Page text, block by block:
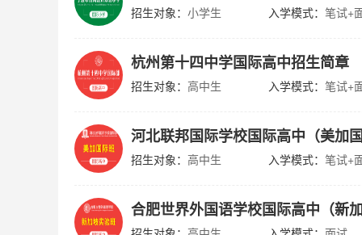
招生对象： 小学生 入学模式： 笔试+
杭州第十四中学国际高中招生简章
招生对象： 高中生 入学模式： 笔试+
河北联邦国际学校国际高中（美加
招生对象： 高中生 入学模式： 笔试+
合肥世界外国语学校国际高中（新